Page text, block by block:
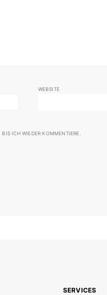
WEBSITE
ICH WIEDER KOMMENTIERE.
SERVICES